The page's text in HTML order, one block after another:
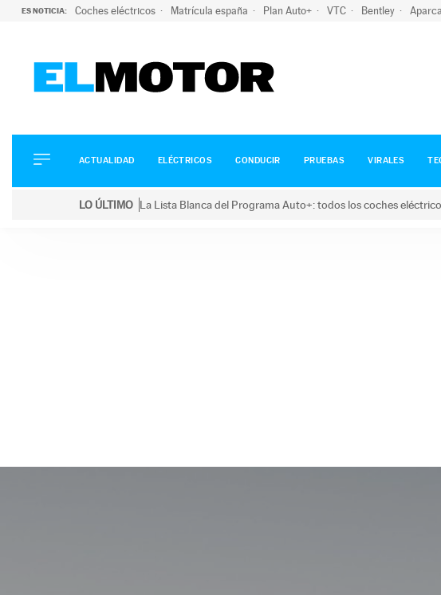
ES NOTICIA: Coches eléctricos Matrícula españa Plan Auto+ VTC Bentley
ELÉCTRICOS
CONDUCIR
ACTUALIDAD ELÉCTRICOS CONDUCIR PRUEBAS VIRALES
LO ÚLTIMO La Lista Blanca del Programa Auto+: todos los coches